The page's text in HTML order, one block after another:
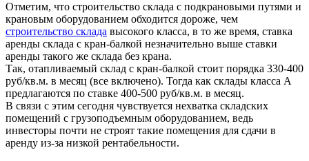
Отметим, что строительство склада с подкрановыми путями и
крановым оборудованием обходится дороже, чем
строительство склада высокого класса, в то же время, ставка
аренды склада с кран-балкой незначительно выше ставки
аренды такого же склада без крана.
Так, отапливаемый склад с кран-балкой стоит порядка 330-400
руб/кв.м. в месяц (все включено). Тогда как склады класса А
предлагаются по ставке 400-500 руб/кв.м. в месяц.
В связи с этим сегодня чувствуется нехватка складских
помещений с грузоподъемным оборудованием, ведь
инвесторы почти не строят такие помещения для сдачи в
аренду из-за низкой рентабельности.